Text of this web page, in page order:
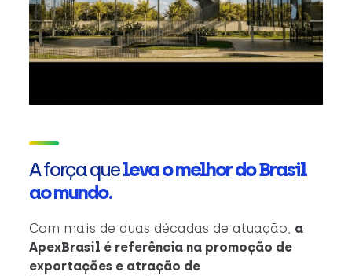
A força queleva o melhor do Brasil
ao mundo.
Com mais de duas décadas de atuação, a
ApexBrasil é referência na promoção de
exportações e atração de